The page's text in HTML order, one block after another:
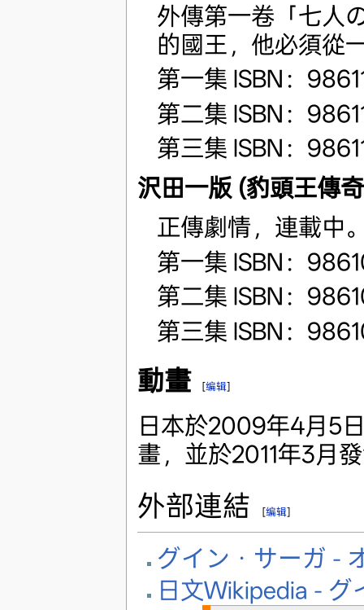
外傳第一卷「七人
的國王，他必須從
第一集 ISBN：
第二集 ISBN：
第三集 ISBN：
沢田一版 (豹頭王傳
正傳劇情，連載中
第一集 ISBN：
第二集 ISBN：
第三集 ISBN：
動畫 [编辑]
日本於2009年4月5
畫，並於2011年3月
外部連結 [编辑]
グイン・サーガ -
日文Wikipedia -